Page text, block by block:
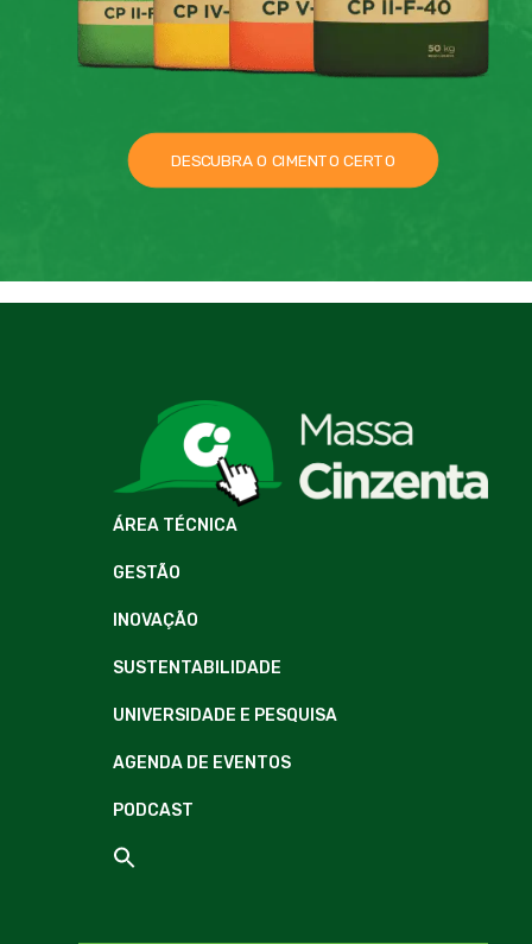
DESCUBRA O CIMENTO CERTO
ÁREA TÉCNICA
GESTÃO
INOVAÇÃO
SUSTENTABILIDADE
UNIVERSIDADE E PESQUISA
AGENDA DE EVENTOS
PODCAST